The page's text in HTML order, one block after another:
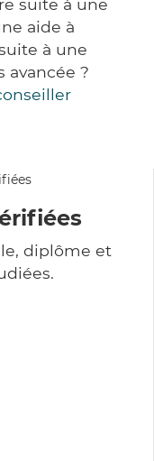
suite à une
aide à
à une
?
diplôme et